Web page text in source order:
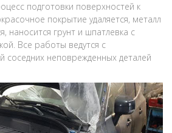
подготовки поверхностей к
покрытие удаляется, металл
наносится грунт и шпатлевка с
Все работы ведутся с
соседних неповрежденных деталей